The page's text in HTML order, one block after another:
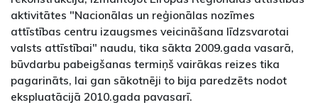
aktivitātes "Nacionālas un reģionālas nozīmes
attīstības centru izaugsmes veicināšana līdzsvarotai
valsts attīstībai" naudu, tika sākta 2009.gada vasarā,
būvdarbu pabeigšanas termiņš vairākas reizes tika
pagarināts, lai gan sākotnēji to bija paredzēts nodot
ekspluatācijā 2010.gada pavasarī.